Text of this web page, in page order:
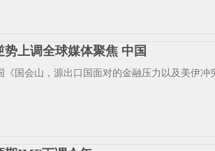
上调全球媒体聚焦 中国
《国会山，源出口国面对的金融压力以及美伊